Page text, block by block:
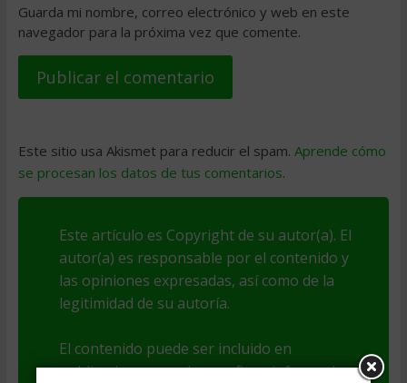
Guarda mi nombre, correo electrónico y web en este
navegador para la próxima vez que comente.
Este sitio usa Akismet para reducir el spam. Aprende cómo
se procesan los datos de tus comentarios.
Este artículo es Copyright de su autor(a). El
autor(a) es responsable por el contenido y
las opiniones expresadas, así como de la
legitimidad de su autoría.
El contenido puede ser incluido en
publicaciones o webs con fines informativos